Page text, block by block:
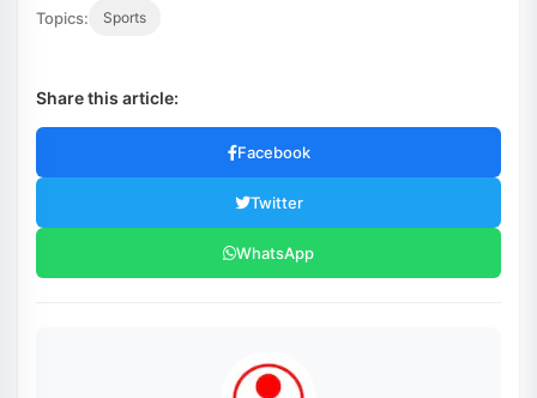
Topics: Sports
Share this article:
Facebook
Twitter
WhatsApp